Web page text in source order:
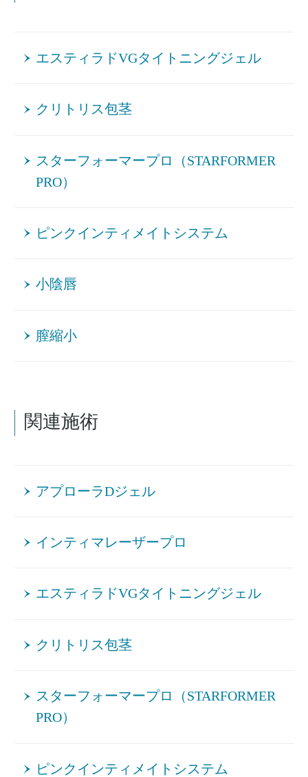
エスティラドVGタイトニングジェル
クリトリス包茎
スターフォーマープロ（STARFORMER
PRO）
ピンクインティメイトシステム
小陰唇
膣縮小
関連施術
アプローラDジェル
インティマレーザープロ
エスティラドVGタイトニングジェル
クリトリス包茎
スターフォーマープロ（STARFORMER
PRO）
ピンクインティメイトシステム